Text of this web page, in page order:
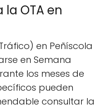
OTA en
en Peñíscola
en Semana
los meses de
pueden
consultar la